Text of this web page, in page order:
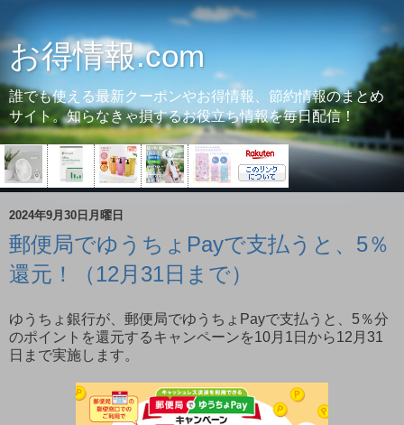
お得情報.com
誰でも使える最新クーポンやお得情報、節約情報のまとめ
サイト。知らなきゃ損するお役立ち情報を毎日配信！
2024年9月30日月曜日
郵便局でゆうちょPayで支払うと、5％
還元！（12月31日まで）
ゆうちょ銀行が、郵便局でゆうちょPayで支払うと、5％分
のポイントを還元するキャンペーンを10月1日から12月31
日まで実施します。